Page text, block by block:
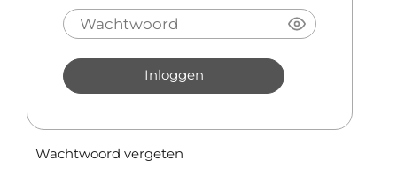
Inloggen
Wachtwoord vergeten